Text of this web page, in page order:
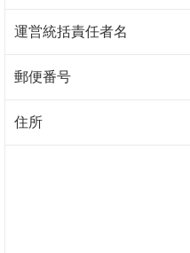
運営統括責任者名
郵便番号
住所